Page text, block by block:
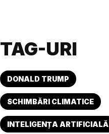
TAG-URI
DONALD TRUMP
SCHIMBĂRI CLIMATICE
INTELIGENȚA ARTIFICIALĂ